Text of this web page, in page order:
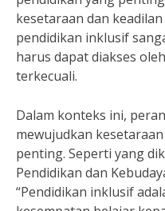
kesetaraan dan
pendidikan inklusif
harus dapat diakses
terkecuali.
Dalam konteks ini,
mewujudkan
penting. Seperti yang
Pendidikan dan
“Pendidikan inklusif